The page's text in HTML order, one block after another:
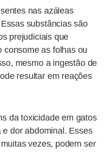
nas azáleas
substâncias são
prejudiciais que
consome as folhas ou
mesmo a ingestão de
resultar em reações
da toxicidade em gatos
dor abdominal. Esses
vezes, podem ser